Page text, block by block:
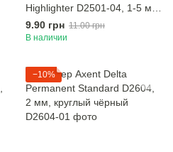
Highlighter D2501-04, 1-5 мм,
клиновидный зелёный
9.90 грн 11.00 грн
В наличии
−10%